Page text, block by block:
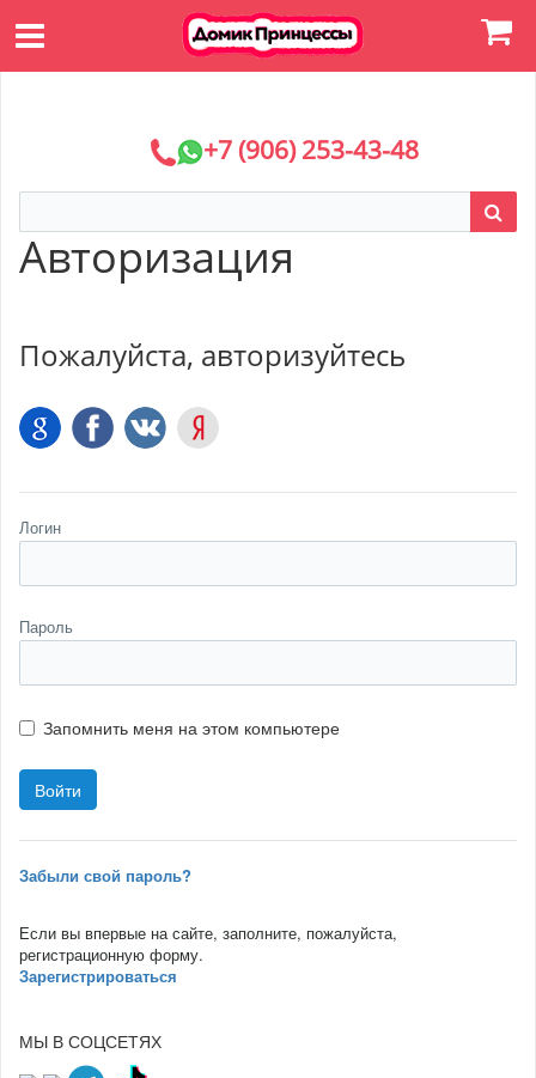
+7 (906) 253-43-48
Авторизация
Пожалуйста, авторизуйтесь
Логин
Пароль
Запомнить меня на этом компьютере
Забыли свой пароль?
Если вы впервые на сайте, заполните, пожалуйста,
регистрационную форму.
Зарегистрироваться
МЫ В СОЦСЕТЯХ